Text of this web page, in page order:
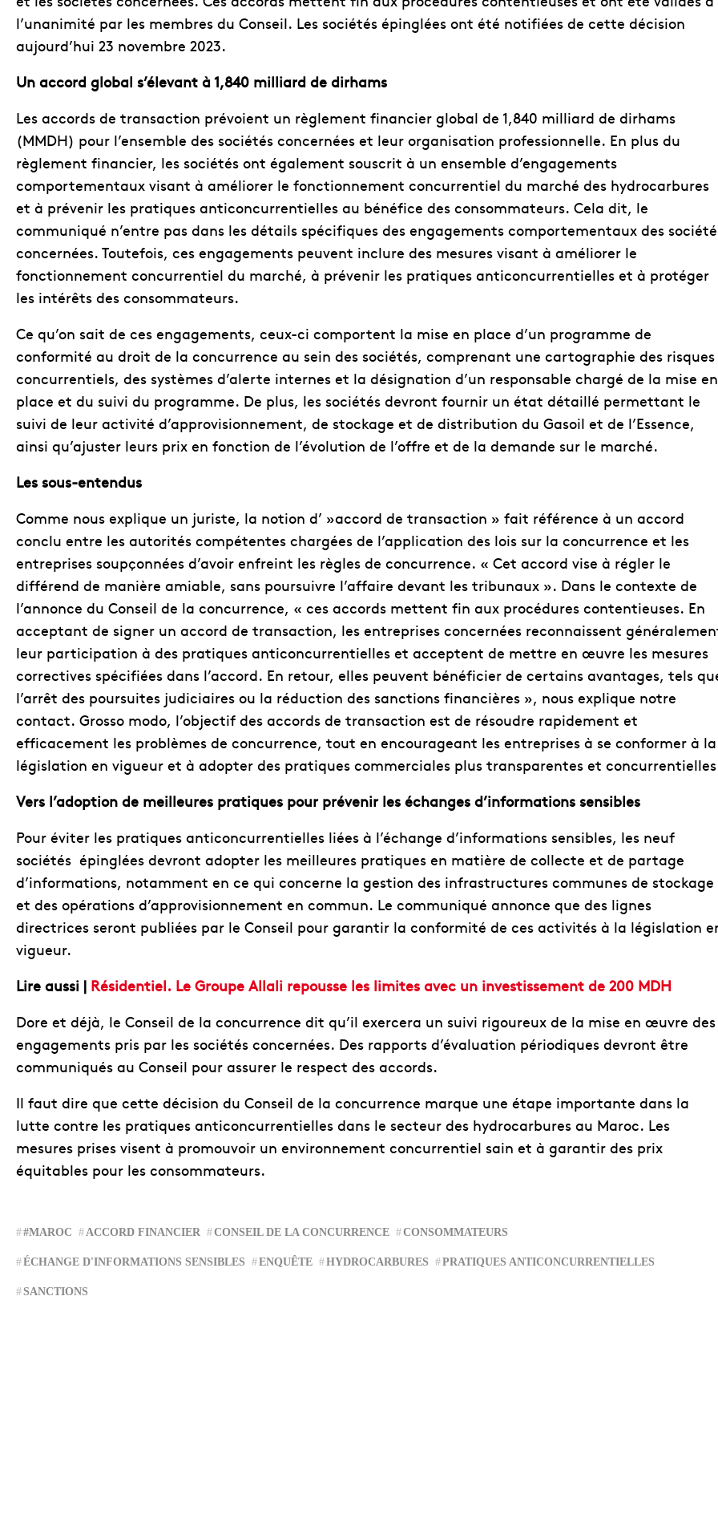
l’unanimité par les membres du Conseil. Les sociétés épinglées ont été notifiées de cette décision
aujourd’hui 23 novembre 2023.
Un accord global s’élevant à 1,840 milliard de dirhams
Les accords de transaction prévoient un règlement financier global de 1,840 milliard de dirhams
(MMDH) pour l’ensemble des sociétés concernées et leur organisation professionnelle. En plus du
règlement financier, les sociétés ont également souscrit à un ensemble d’engagements
comportementaux visant à améliorer le fonctionnement concurrentiel du marché des hydrocarbures
et à prévenir les pratiques anticoncurrentielles au bénéfice des consommateurs. Cela dit, le
communiqué n’entre pas dans les détails spécifiques des engagements comportementaux des
concernées. Toutefois, ces engagements peuvent inclure des mesures visant à améliorer le
fonctionnement concurrentiel du marché, à prévenir les pratiques anticoncurrentielles et à protéger
les intérêts des consommateurs.
Ce qu’on sait de ces engagements, ceux-ci comportent la mise en place d’un programme de
conformité au droit de la concurrence au sein des sociétés, comprenant une cartographie des risques
concurrentiels, des systèmes d’alerte internes et la désignation d’un responsable chargé de la mise en
place et du suivi du programme. De plus, les sociétés devront fournir un état détaillé permettant le
suivi de leur activité d’approvisionnement, de stockage et de distribution du Gasoil et de l’Essence,
ainsi qu’ajuster leurs prix en fonction de l’évolution de l’offre et de la demande sur le marché.
Les sous-entendus
Comme nous explique un juriste, la notion d’ »accord de transaction » fait référence à un accord
conclu entre les autorités compétentes chargées de l’application des lois sur la concurrence et les
entreprises soupçonnées d’avoir enfreint les règles de concurrence. « Cet accord vise à régler le
différend de manière amiable, sans poursuivre l’affaire devant les tribunaux ». Dans le contexte de
l’annonce du Conseil de la concurrence, « ces accords mettent fin aux procédures contentieuses. En
acceptant de signer un accord de transaction, les entreprises concernées reconnaissent
leur participation à des pratiques anticoncurrentielles et acceptent de mettre en œuvre les mesures
correctives spécifiées dans l’accord. En retour, elles peuvent bénéficier de certains avantages, tels
l’arrêt des poursuites judiciaires ou la réduction des sanctions financières », nous explique notre
contact. Grosso modo, l’objectif des accords de transaction est de résoudre rapidement et
efficacement les problèmes de concurrence, tout en encourageant les entreprises à se conformer à la
législation en vigueur et à adopter des pratiques commerciales plus transparentes et
Vers l’adoption de meilleures pratiques pour prévenir les échanges d’informations sensibles
Pour éviter les pratiques anticoncurrentielles liées à l’échange d’informations sensibles, les neuf
sociétés épinglées devront adopter les meilleures pratiques en matière de collecte et de partage
d’informations, notamment en ce qui concerne la gestion des infrastructures communes de stockage
et des opérations d’approvisionnement en commun. Le communiqué annonce que des lignes
directrices seront publiées par le Conseil pour garantir la conformité de ces activités à la législation
vigueur.
Lire aussi | Résidentiel. Le Groupe Allali repousse les limites avec un investissement de 200 MDH
Dore et déjà, le Conseil de la concurrence dit qu’il exercera un suivi rigoureux de la mise en œuvre des
engagements pris par les sociétés concernées. Des rapports d’évaluation périodiques devront être
communiqués au Conseil pour assurer le respect des accords.
Il faut dire que cette décision du Conseil de la concurrence marque une étape importante dans la
lutte contre les pratiques anticoncurrentielles dans le secteur des hydrocarbures au Maroc. Les
mesures prises visent à promouvoir un environnement concurrentiel sain et à garantir des prix
équitables pour les consommateurs.
#MAROC ACCORD FINANCIER CONSEIL DE LA CONCURRENCE CONSOMMATEURS
ÉCHANGE D'INFORMATIONS SENSIBLES ENQUÊTE HYDROCARBURES PRATIQUES ANTICONCURRENTIELLES
SANCTIONS